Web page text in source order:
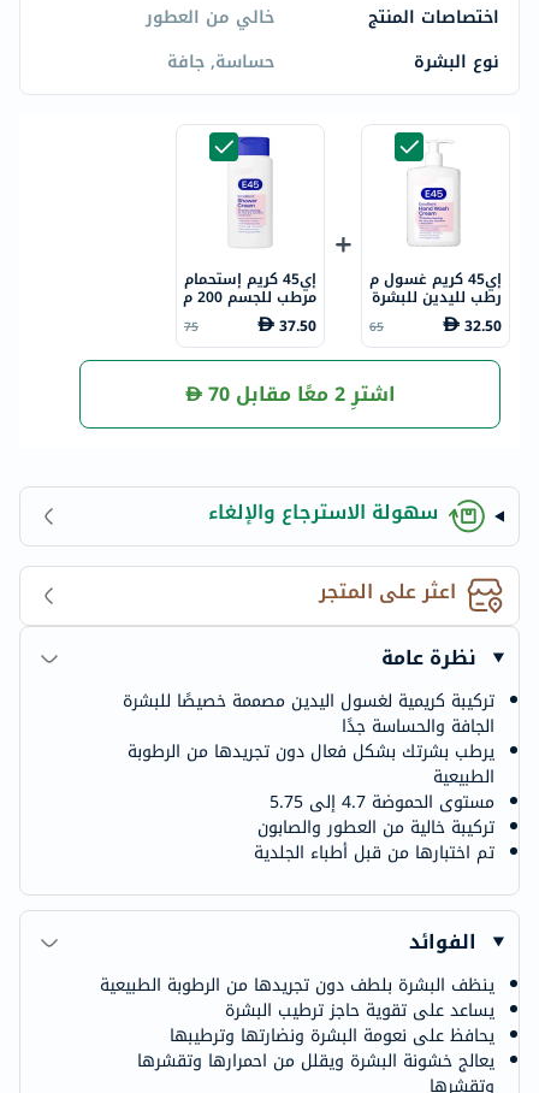
اختصاصات المنتج
خالي من العطور
نوع البشرة
حساسة, جافة
إي45 كريم غسول م
رطب لليدين للبشرة
شديدة الجفاف والح
ساسة 250 مل
32.50
65
إي45 كريم إستحمام
مرطب للجسم 200 م
ل
37.50
75
اشترِ 2 معًا مقابل 70
سهولة الاسترجاع والإلغاء
اعثر على المتجر
نظرة عامة
تركيبة كريمية لغسول اليدين مصممة خصيصًا للبشرة
الجافة والحساسة جدًا
يرطب بشرتك بشكل فعال دون تجريدها من الرطوبة
الطبيعية
مستوى الحموضة 4.7 إلى 5.75
تركيبة خالية من العطور والصابون
تم اختبارها من قبل أطباء الجلدية
الفوائد
ينظف البشرة بلطف دون تجريدها من الرطوبة الطبيعية
يساعد على تقوية حاجز ترطيب البشرة
يحافظ على نعومة البشرة ونضارتها وترطيبها
يعالج خشونة البشرة ويقلل من احمرارها وتقشرها
وتقشرها